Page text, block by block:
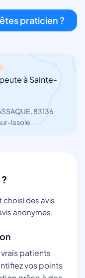
praticien ?
à Sainte-
83136
Issole
choisi des avis
anonymes.
patients
vos points